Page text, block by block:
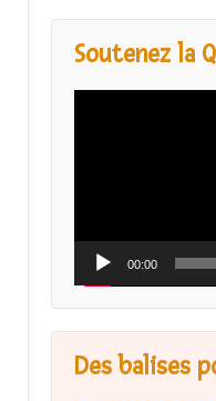
Soutenez la
00:00
Des balises